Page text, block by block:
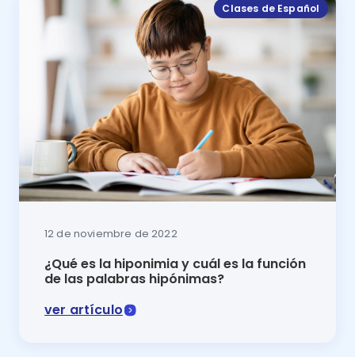
Clases de Español
12 de noviembre de 2022
¿Qué es la hiponimia y cuál es la función
de las palabras hipónimas?
ver artículo